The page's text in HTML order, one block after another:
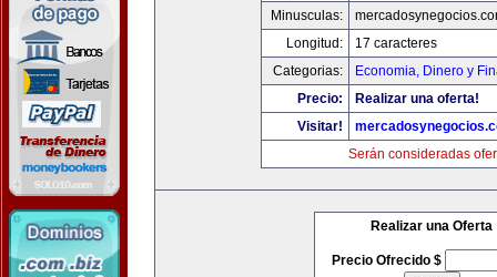
Minusculas:
Longitud:
17 caracteres
Categorias:
Economia, Dinero y
Precio:
Realizar una oferta!
Visitar!
Serán consideradas
Realizar una Oferta
Precio Ofrecido $